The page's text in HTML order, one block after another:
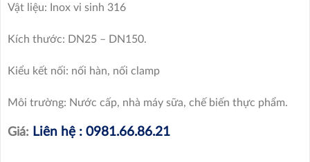
Vật liệu: Inox vi sinh 316
Kích thước: DN25 – DN150.
Kiểu kết nối: nối hàn, nối clamp
Môi trường: Nước cấp, nhà máy sữa, chế biến thực phẩm.
Giá: Liên hệ : 0981.66.86.21